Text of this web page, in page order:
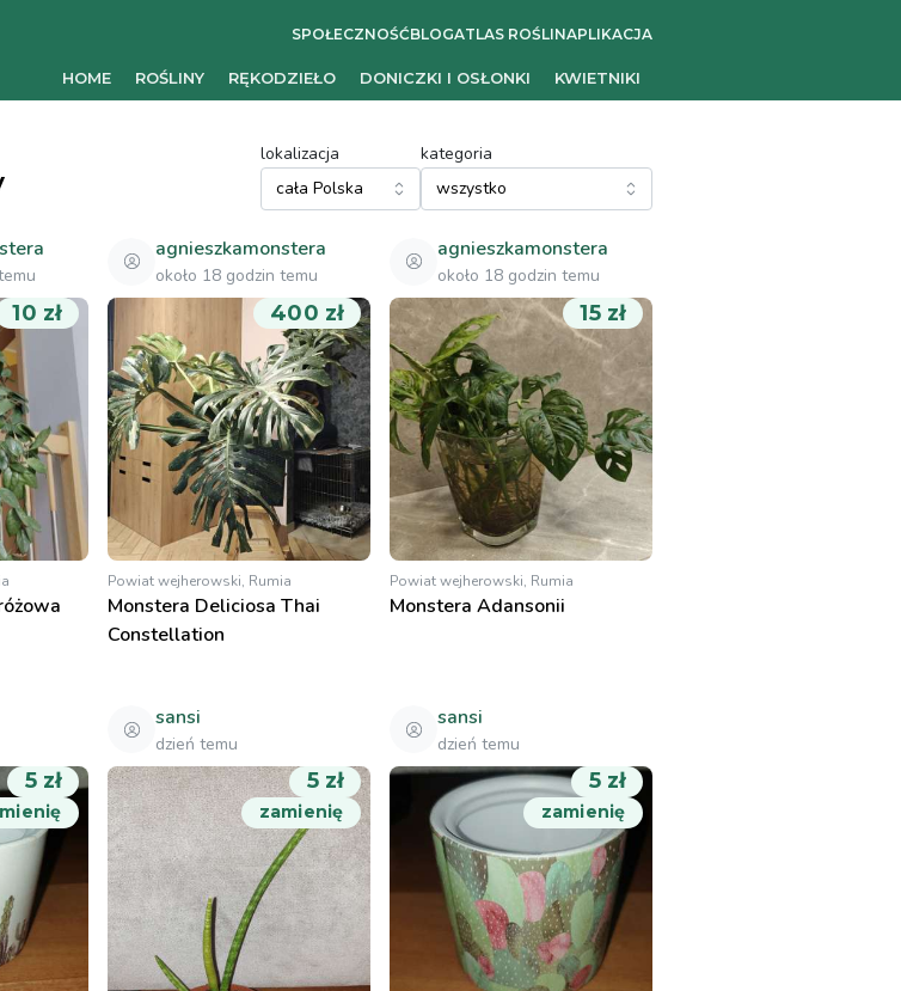
SPOŁECZNOŚĆBLOGATLAS ROŚLINAPLIKACJA
HOME ROŚLINY RĘKODZIEŁO DONICZKI I OSŁONKI KWIETNIKI
lokalizacja kategoria
10 zł
agnieszkamonstera
około 18 godzin temu
400 zł
Powiat wejherowski, Rumia
Monstera Deliciosa Thai
Constellation
agnieszkamonstera
około 18 godzin temu
15 zł
Powiat wejherowski, Rumia
Monstera Adansonii
5 zł
sansi
dzień temu
5 zł
zamienię
sansi
dzień temu
5 zł
zamienię